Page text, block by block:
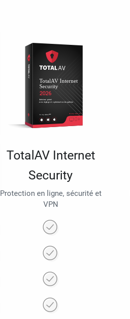
TotalAV Internet
Security
Protection en ligne, sécurité et
VPN